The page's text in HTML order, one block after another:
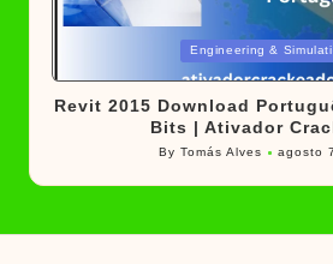
Engineering &
Revit 2015 Download
Bits | Ativador
Posted
by
ByTomás Alves agosto